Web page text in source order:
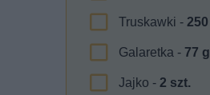
Truskawki - 250
Galaretka - 77 g
Jajko - 2 szt.